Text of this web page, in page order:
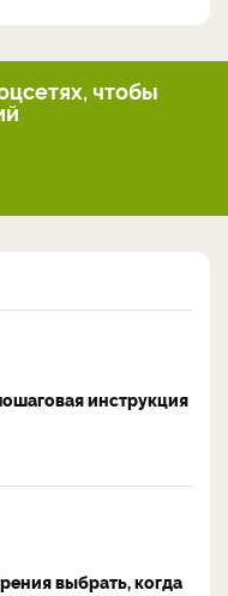
чтобы
инструкция
выбрать, когда